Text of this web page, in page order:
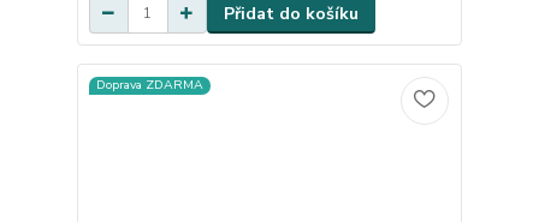
Přidat do košíku
Doprava ZDARMA